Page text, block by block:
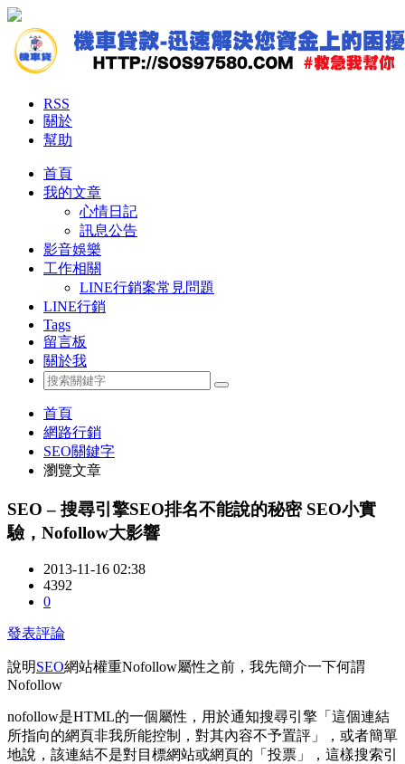
RSS
關於
幫助
首頁
我的文章
心情日記
訊息公告
影音娛樂
工作相關
LINE行銷案常見問題
LINE行銷
Tags
留言板
關於我
首頁
網路行銷
SEO關鍵字
瀏覽文章
SEO – 搜尋引擎SEO排名不能說的秘密 SEO小實
驗，Nofollow大影響
2013-11-16 02:38
4392
0
發表評論
說明SEO網站權重Nofollow屬性之前，我先簡介一下何謂
Nofollow
nofollow是HTML的一個屬性，用於通知搜尋引擎「這個連結
所指向的網頁非我所能控制，對其內容不予置評」，或者簡單
地說，該連結不是對目標網站或網頁的「投票」，這樣搜索引